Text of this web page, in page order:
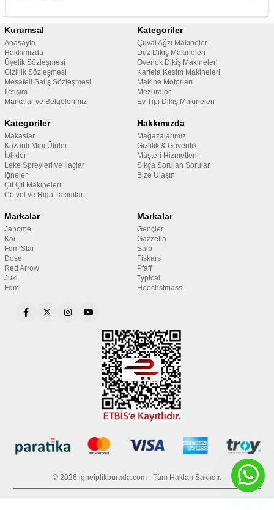
Kurumsal
Anasayfa
Hakkımızda
Üyelik Sözleşmesi
Gizlilik Sözleşmesi
Mesafeli Satış Sözleşmesi
İletişim
Markalar ve Belgelerimiz
Kategoriler
Çuval Ağzı Makineler
Düz Dikiş Makineleri
Overlok Dikiş Makineleri
Kartela Kesim Makineleri
Makine Motorları
Mezuralar
Ev Tipi Dikiş Makineleri
Kategoriler
Makaslar
Kazanlı Mini Ütüler
İplikler
Leke Spreyleri ve İlaçlar
İğneler
Çıt Çıt Makineleri
Cetvel ve Riga Takımları
Hakkımızda
Mağazalarımız
Gizlilik & Güvenlik
Müşteri Hizmetleri
Sıkça Sorulan Sorular
Bize Ulaşın
Markalar
Janome
Kai
Fdm Star
Dose
Red Arrow
Juki
Fdm
Markalar
Gençler
Gazzella
Saip
Fiskars
Pfaff
Typical
Hoechstmass
© 2026 igneiplikburada.com - Tüm Hakları Saklıdır.